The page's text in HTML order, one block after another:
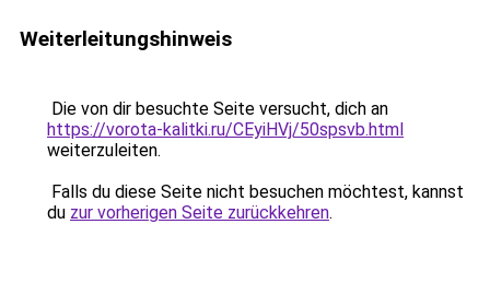
Weiterleitungshinweis
Die von dir besuchte Seite versucht, dich an
https://vorota-kalitki.ru/CEyiHVj/50spsvb.html
weiterzuleiten.
Falls du diese Seite nicht besuchen möchtest, kannst
du zur vorherigen Seite zurückkehren.